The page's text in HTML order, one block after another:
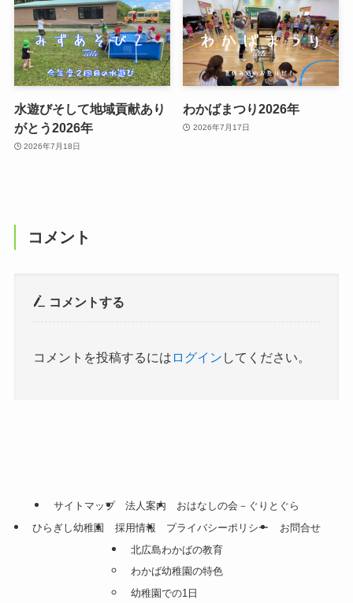
水遊びそして地域貢献あり
がとう2026年
2026年7月18日
わかばまつり2026年
2026年7月17日
コメント
コメントする
コメントを投稿するには ログイン してください。
サイトマップ 法人案内
おはなしの会－ぐりとぐら
ひらぎし幼稚園
採用情報 プライバシーポリシー
お問合せ
北広島わかばの教育
わかば幼稚園の特色
幼稚園での1日